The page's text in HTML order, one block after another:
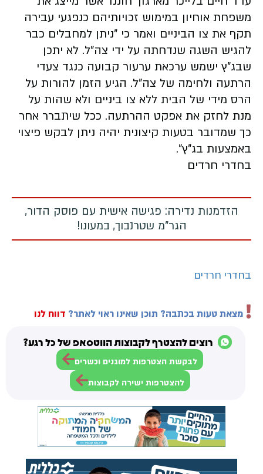
משפחת אוחיון במימוש זכויותיהם כנפגעי עבירה
תקף את צו הביניים ואמר כי "ניתן למחבלים כבר
להגיש השגה שנדחתה על ידי צה"ל. לא יתכן
שבג"ץ ישמש ערכאת ערעור קבועה כנגד צעדי
הרתעה ולחימה של צה"ל. הגיע הזמן להורות על
הרס מידי של הבית ללא צו ביניים ולא שהות על
מנת לחזק את אפקט ההרתעה. ככל שיתברר אחר
כך שמדובר בטעות קיצונית יהיה ניתן לבקש פיצוי
באמצעות בג"ץ".
בחדרי חרדים
הזדמנות נדירה: פגישה אישית עם פוסק הדור,
הגר"מ שטרנבוך, במעונו!
בחדרי חרדים
מצאת טעות בכתבה? תוכן שאינו ראוי לאתר? דווח לנו
רוצים להצטרף לקבוצות הווטסאפ של כל רגע?
לבקשת הצטרפות למוגנים וכשרים
להצטרפות ישירה לקבוצות